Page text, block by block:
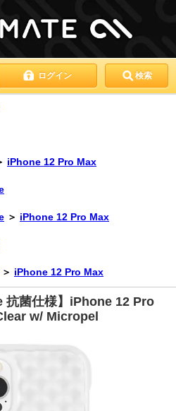
ログイン 検索
iPhone 12 Pro Max
＞ iPhone 12 Pro Max
＞ iPhone 12 Pro Max
抗菌仕様】iPhone 12 Pro
w/ Micropel